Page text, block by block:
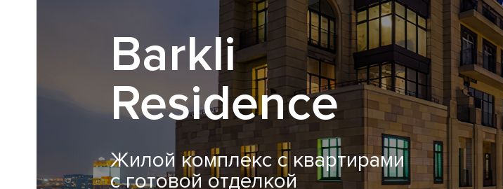
Barkli
Residence
Жилой комплекс с квартирами
с готовой отделкой